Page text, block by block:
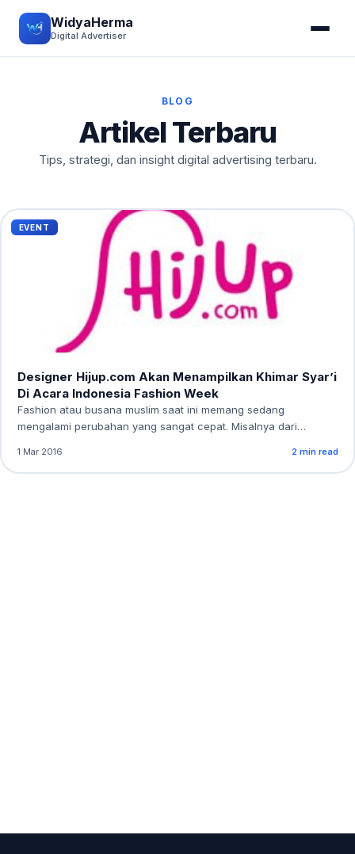
WidyaHerma
Digital Advertiser
BLOG
Artikel Terbaru
Tips, strategi, dan insight digital advertising terbaru.
EVENT
Designer Hijup.com Akan Menampilkan Khimar Syar’i
Di Acara Indonesia Fashion Week
Fashion atau busana muslim saat ini memang sedang
mengalami perubahan yang sangat cepat. Misalnya dari…
1 Mar 2016 2 min read